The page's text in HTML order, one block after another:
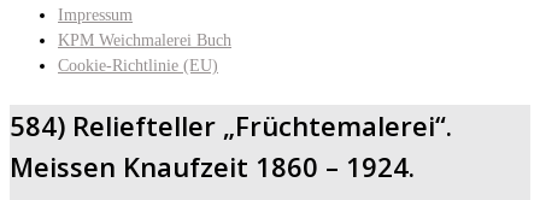
Impressum
KPM Weichmalerei Buch
Cookie-Richtlinie (EU)
584) Reliefteller „Früchtemalerei“.
Meissen Knaufzeit 1860 – 1924.